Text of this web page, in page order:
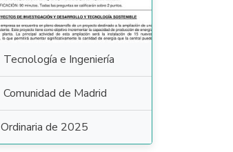
Tecnología e Ingeniería
Comunidad de Madrid
Ordinaria de 2025